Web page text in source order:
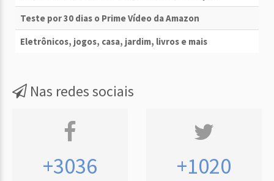
Teste por 30 dias o Prime Vídeo da Amazon
Eletrônicos, jogos, casa, jardim, livros e mais
Nas redes sociais
+3036 +1020